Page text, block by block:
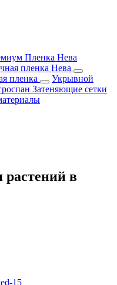
Пленка Нева
пленка Нева
пленка
Укрывной
Затеняющие сетки
растений в
15